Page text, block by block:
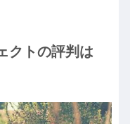
クトの評判は